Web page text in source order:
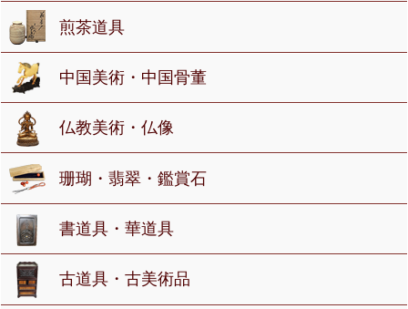
煎茶道具
中国美術・中国骨董
仏教美術・仏像
珊瑚・翡翠・鑑賞石
書道具・華道具
古道具・古美術品